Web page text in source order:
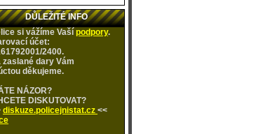
DŮLEŽITÉ INFO
si vážíme Vaší podpory.
účet:
2400.
zaslané dary Vám
děkujeme.
NÁZOR?
DISKUTOVAT?
diskuze.policejnistat.cz <<